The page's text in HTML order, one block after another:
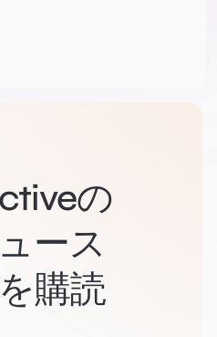
の
ース
購読